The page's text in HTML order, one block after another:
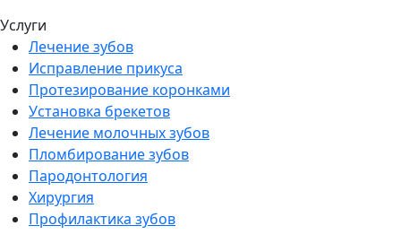
Услуги
Лечение зубов
Исправление прикуса
Протезирование коронками
Установка брекетов
Лечение молочных зубов
Пломбирование зубов
Пародонтология
Хирургия
Профилактика зубов